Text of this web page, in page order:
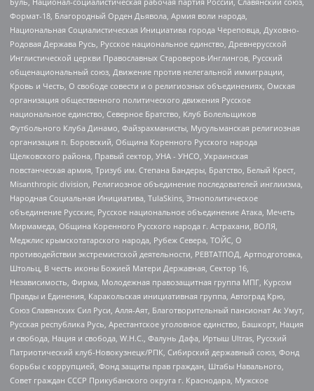
Формат-18, Благородный Орден Дьявола, Армия воли народа,
Национальная Социалистическая Инициатива города Череповца, Духовно-
Родовая Держава Русь, Русское национальное единство, Древнерусской
Инглистической церкви Православных Староверов-Инглингов, Русский
общенациональный союз, Движение против нелегальной иммиграции,
Кровь и Честь, О свободе совести и о религиозных объединениях, Омская
организация общественного политического движения Русское
национальное единство, Северное Братство, Клуб Болельщиков
Футбольного Клуба Динамо, Файзрахманисты, Мусульманская религиозная
организация п. Боровский, Община Коренного Русского народа
Щелковского района, Правый сектор, УНА - УНСО, Украинская
повстанческая армия, Тризуб им. Степана Бандеры, Братство, Белый Крест,
Misanthropic division, Религиозное объединение последователей инглиизма,
Народная Социальная Инициатива, TulaSkins, Этнополитическое
объединение Русские, Русское национальное объединение Атака, Мечеть
Мирмамеда, Община Коренного Русского народа г. Астрахани, ВОЛЯ,
Меджлис крымскотатарского народа, Рубеж Севера, ТОЙС, О
противодействии экстремистской деятельности, РЕВТАТПОД, Артподготовка,
Штольц, В честь иконы Божией Матери Державная, Сектор 16,
Независимость, Фирма, Молодежная правозащитная группа МПГ, Курсом
Правды и Единения, Каракольская инициативная группа, Автоград Крю,
Союз Славянских Сил Руси, Алля-Аят, Благотворительный пансионат Ак Умут,
Русская республика Русь, Арестантское уголовное единство, Башкорт, Нация
и свобода, Нация и свобода, W.H.С., Фалунь Дафа, Иртыш Ultras, Русский
Патриотический клуб-Новокузнецк/РПК, Сибирский державный союз, Фонд
борьбы с коррупцией, Фонд защиты прав граждан, Штабы Навального,
Совет граждан СССР Прикубанского округа г. Краснодара, Мужское